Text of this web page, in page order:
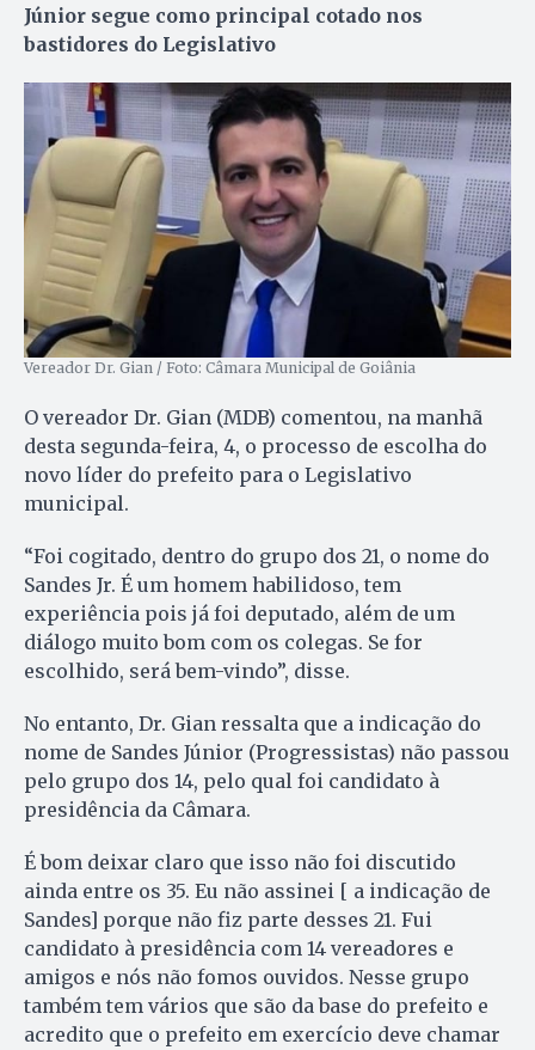
Júnior segue como principal cotado nos
bastidores do Legislativo
Vereador Dr. Gian / Foto: Câmara Municipal de Goiânia
O vereador Dr. Gian (MDB) comentou, na manhã
desta segunda-feira, 4, o processo de escolha do
novo líder do prefeito para o Legislativo
municipal.
“Foi cogitado, dentro do grupo dos 21, o nome do
Sandes Jr. É um homem habilidoso, tem
experiência pois já foi deputado, além de um
diálogo muito bom com os colegas. Se for
escolhido, será bem-vindo”, disse.
No entanto, Dr. Gian ressalta que a indicação do
nome de Sandes Júnior (Progressistas) não passou
pelo grupo dos 14, pelo qual foi candidato à
presidência da Câmara.
É bom deixar claro que isso não foi discutido
ainda entre os 35. Eu não assinei [ a indicação de
Sandes] porque não fiz parte desses 21. Fui
candidato à presidência com 14 vereadores e
amigos e nós não fomos ouvidos. Nesse grupo
também tem vários que são da base do prefeito e
acredito que o prefeito em exercício deve chamar